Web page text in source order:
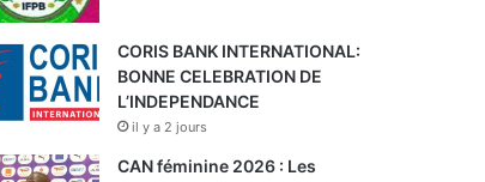
CORIS BANK INTERNATIONAL:
BONNE CELEBRATION DE
L’INDEPENDANCE
il y a 2 jours
CAN féminine 2026 : Les